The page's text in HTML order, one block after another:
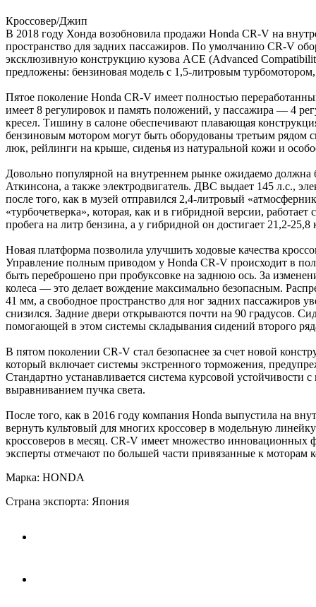
Кроссовер/Джип
В 2018 году Хонда возобновила продажи Honda CR-V на
пространство для задних пассажиров. По умолчанию CR-V
эксклюзивную конструкцию кузова ACE (Advanced
предложены: бензиновая модель с 1,5-литровым
Пятое поколение Honda CR-V имеет полностью
имеет 8 регулировок и память положений, у пассажира — 4
кресел. Тишину в салоне обеспечивают плавающая
бензиновым мотором могут быть оборудованы третьим рядом
люк, рейлинги на крыше, сиденья из натуральной кожи и
Довольно популярной на внутреннем рынке ожидаемо
Аткинсона, а также электродвигатель. ДВС выдает 145 л.с.,
после того, как в музей отправился 2,4-литровый
«турбочетверка», которая, как и в гибридной версии,
пробега на литр бензина, а у гибридной он достигает 21,2-
Новая платформа позволила улучшить ходовые качества
Управление полным приводом у Honda CR-V происходит в
быть переброшено при пробуксовке на заднюю ось. За
колеса — это делает вождение максимально безопасным.
41 мм, а свободное пространство для ног задних
снизился. Задние двери открываются почти на 90 градусов.
помогающей в этом системы складывания сидений второго
В пятом поколении CR-V стал безопаснее за счет новой
который включает системы экстренного торможения,
Стандартно устанавливается система курсовой
выравниванием пучка света.
После того, как в 2016 году компания Honda выпустила на
вернуть культовый для многих кроссовер в модельную
кроссоверов в месяц. CR-V имеет множество инновационных
эксперты отмечают по большей части привязанные к
Марка: HONDA
Страна экспорта: Япония